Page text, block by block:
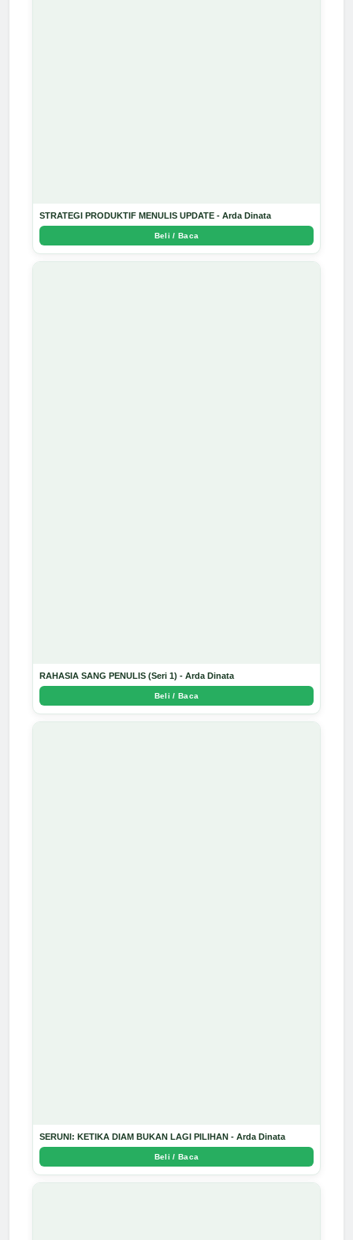
STRATEGI PRODUKTIF MENULIS UPDATE - Arda Dinata
Beli / Baca
RAHASIA SANG PENULIS (Seri 1) - Arda Dinata
Beli / Baca
SERUNI: KETIKA DIAM BUKAN LAGI PILIHAN - Arda Dinata
Beli / Baca